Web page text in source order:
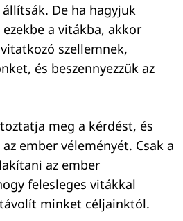
De ha hagyjuk
a vitákba, akkor
szellemnek,
és beszennyezzük az
meg a kérdést, és
ember véleményét. Csak a
az ember
felesleges vitákkal
minket céljainktól.